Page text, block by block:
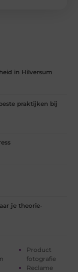
Product
fotografie
Reclame
in Hilversum
praktijken bij
je theorie-